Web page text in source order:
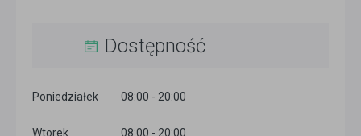
Dostępność
Poniedziałek 08:00 - 20:00
Wtorek 08:00 - 20:00